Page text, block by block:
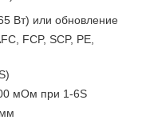
Вт) или обновление
FCP, SCP, PE,
мОм при 1-6S